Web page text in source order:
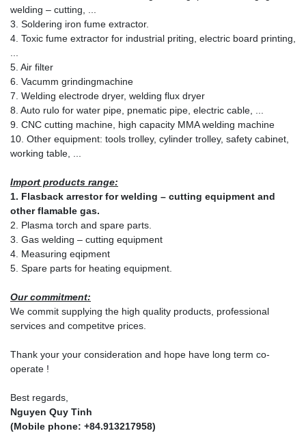
welding – cutting, ...
3. Soldering iron fume extractor.
4. Toxic fume extractor for industrial priting, electric board printing,
...
5. Air filter
6. Vacumm grindingmachine
7. Welding electrode dryer, welding flux dryer
8. Auto rulo for water pipe, pnematic pipe, electric cable, ...
9. CNC cutting machine, high capacity MMA welding machine
10. Other equipment: tools trolley, cylinder trolley, safety cabinet,
working table, ...
Import products range:
1. Flasback arrestor for welding – cutting equipment and
other flamable gas.
2. Plasma torch and spare parts.
3. Gas welding – cutting equipment
4. Measuring eqipment
5. Spare parts for heating equipment.
Our commitment:
We commit supplying the high quality products, professional
services and competitve prices.
Thank your your consideration and hope have long term co-
operate !
Best regards,
Nguyen Quy Tinh
(Mobile phone: +84.913217958)